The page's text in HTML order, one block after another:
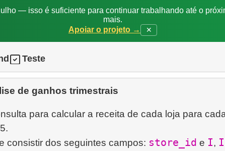
— isso é suficiente para continuar trabalhando até o
mais.
Apoiar o projeto →
✕
Teste
de ganhos trimestrais
para calcular a receita de cada loja para
consistir dos seguintes campos: store_id e I,